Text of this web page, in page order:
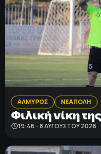
ΑΛΜΥΡΟΣ ΝΕΑΠΟΛΗ
Φιλική νίκη
19:46 - 8 ΑΥΓΟΎΣΤΟΥ 2026